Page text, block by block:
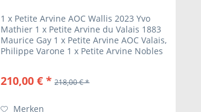
1 x Petite Arvine AOC Wallis 2023 Yvo
Mathier 1 x Petite Arvine du Valais 1883
Maurice Gay 1 x Petite Arvine AOC Valais,
Philippe Varone 1 x Petite Arvine Nobles
210,00 € * 218,00 € *
Merken